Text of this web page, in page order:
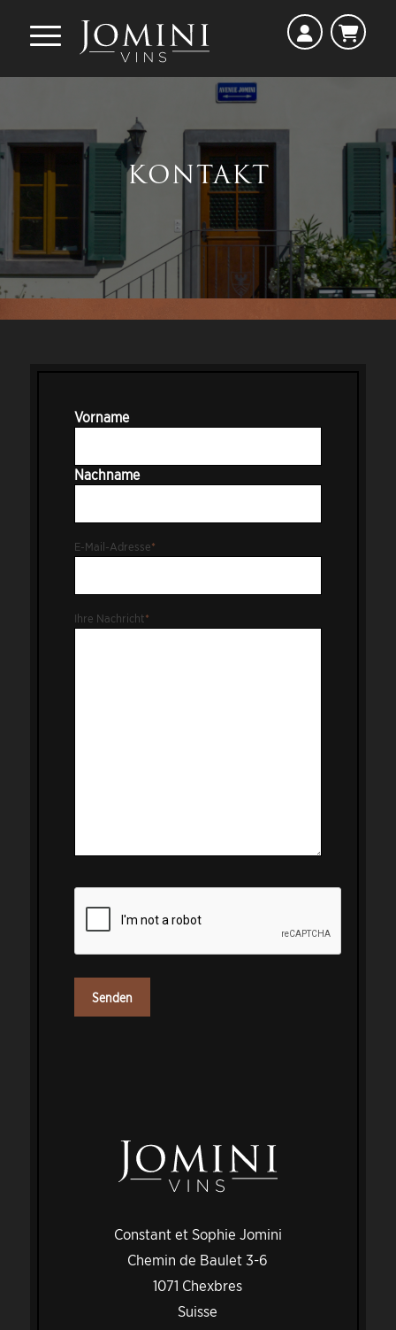
KONTAKT
Vorname
Nachname
E-Mail-Adresse*
Ihre Nachricht*
Senden
Constant et Sophie Jomini
Chemin de Baulet 3-6
1071 Chexbres
Suisse